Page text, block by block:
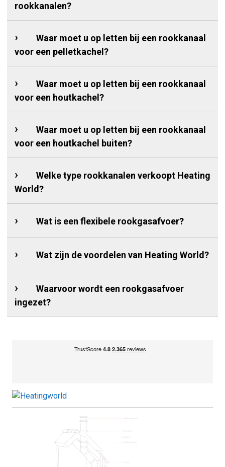
rookkanalen?
Waar moet u op letten bij een rookkanaal
voor een pelletkachel?
Waar moet u op letten bij een rookkanaal
voor een houtkachel?
Waar moet u op letten bij een rookkanaal
voor een houtkachel buiten?
Welke type rookkanalen verkoopt Heating
World?
Wat is een flexibele rookgasafvoer?
Wat zijn de voordelen van Heating World?
Waarvoor wordt een rookgasafvoer
ingezet?